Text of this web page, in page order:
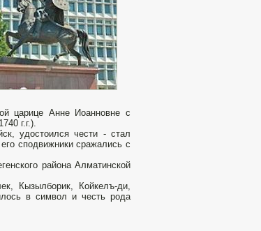
царице Анне Иоанновне с
г.г.).
удостоился чести - стал
сподвижники сражались с
района Алматинской
Кызылборик, Койкелъ-ди,
в символ и честь рода